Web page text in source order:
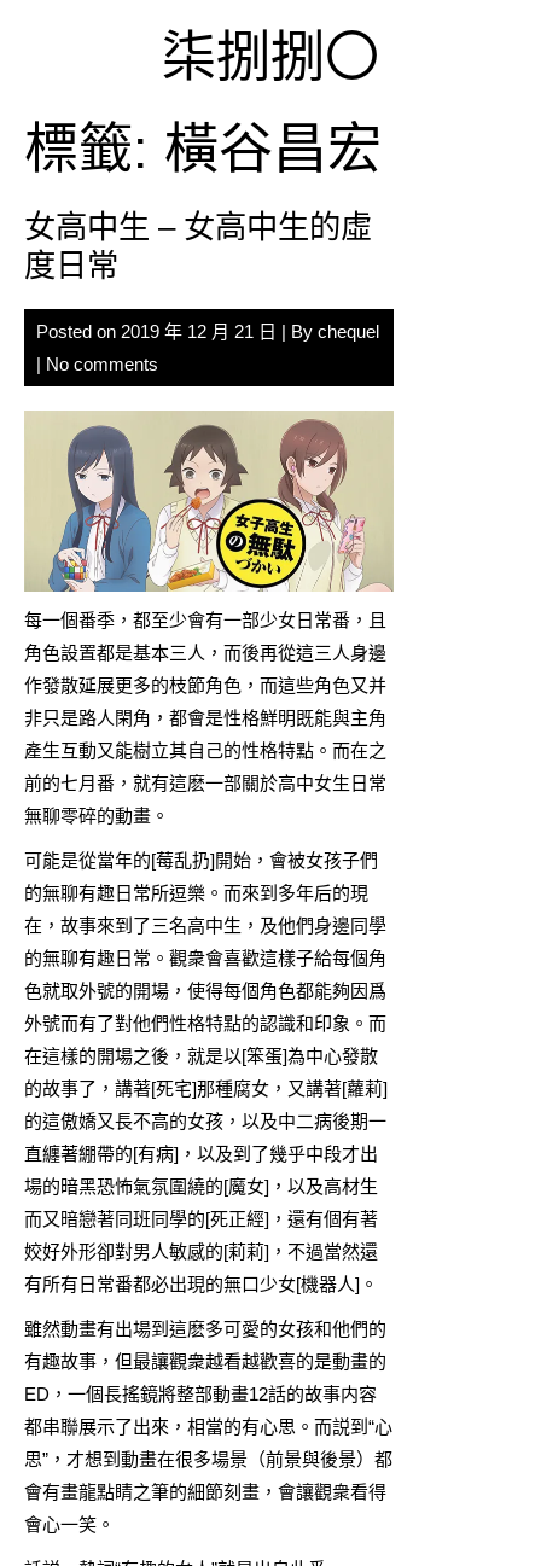
柒捌捌〇
標籤: 橫谷昌宏
女高中生 – 女高中生的虛
度日常
Posted on 2019 年 12 月 21 日 | By chequel
| No comments
每一個番季，都至少會有一部少女日常番，且
角色設置都是基本三人，而後再從這三人身邊
作發散延展更多的枝節角色，而這些角色又并
非只是路人閑角，都會是性格鮮明既能與主角
產生互動又能樹立其自己的性格特點。而在之
前的七月番，就有這麽一部關於高中女生日常
無聊零碎的動畫。
可能是從當年的[莓乱扔]開始，會被女孩子們
的無聊有趣日常所逗樂。而來到多年后的現
在，故事來到了三名高中生，及他們身邊同學
的無聊有趣日常。觀衆會喜歡這樣子給每個角
色就取外號的開場，使得每個角色都能夠因爲
外號而有了對他們性格特點的認識和印象。而
在這樣的開場之後，就是以[笨蛋]為中心發散
的故事了，講著[死宅]那種腐女，又講著[蘿莉]
的這傲嬌又長不高的女孩，以及中二病後期一
直纏著綳帶的[有病]，以及到了幾乎中段才出
場的暗黑恐怖氣氛圍繞的[魔女]，以及高材生
而又暗戀著同班同學的[死正經]，還有個有著
姣好外形卻對男人敏感的[莉莉]，不過當然還
有所有日常番都必出現的無口少女[機器人]。
雖然動畫有出場到這麽多可愛的女孩和他們的
有趣故事，但最讓觀衆越看越歡喜的是動畫的
ED，一個長搖鏡將整部動畫12話的故事内容
都串聯展示了出來，相當的有心思。而説到“心
思”，才想到動畫在很多場景（前景與後景）都
會有畫龍點睛之筆的細節刻畫，會讓觀衆看得
會心一笑。